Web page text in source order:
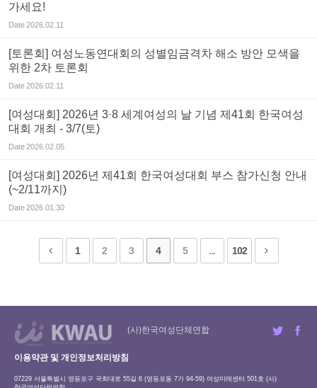
가세요!
Date2026.02.11
[토론회] 여성노동연대회의 성별임금격차 해소 방안 모색을
위한 2차 토론회
Date2026.02.11
[여성대회] 2026년 3·8 세계여성의 날 기념 제41회 한국여성
대회 개최 - 3/7(토)
Date2026.02.05
[여성대회] 2026년 제41회 한국여성대회 부스 참가신청 안내
(~2/11까지)
Date2026.01.30
1 2 3 4 5 ... 102
(사)한국여성단체연합
이용약관 및 개인정보처리방침
07229 서울특별시 영등포구 국회대로 55길 6 (영등포동 7가 94-59) 여성미래센터 501호 (사)